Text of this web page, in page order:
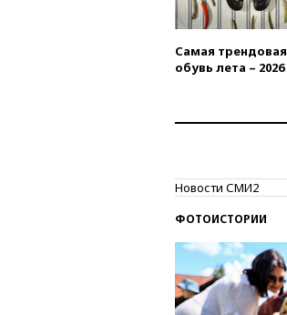
Самая трендовая
обувь лета – 2026
Новости СМИ2
ФОТОИСТОРИИ